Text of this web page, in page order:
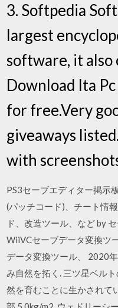
3. Softpedia
largest
software, it also
Download Ita
for free.Very
giveaways
with
PS3セーブエディター掲示
(パッチコード)、チート情
ド、改造ツール、など by
WiiVCセーブデータ変換ツ
データ変換ツール、 2020
み自然を拓く. 三ツ星ベル
然を育むことに生かされて